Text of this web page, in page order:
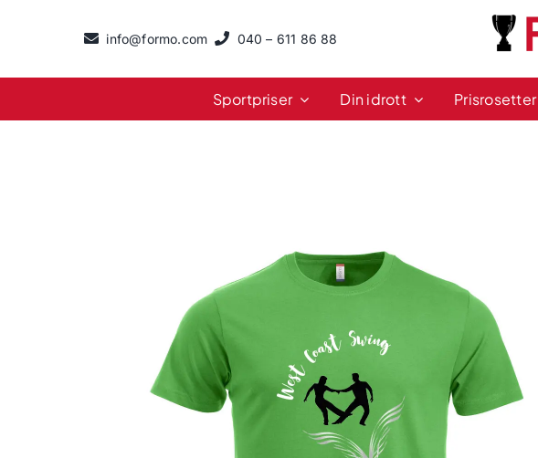
info@formo.com 040 – 611 86 88
Sportpriser Din idrott Prisrosetter